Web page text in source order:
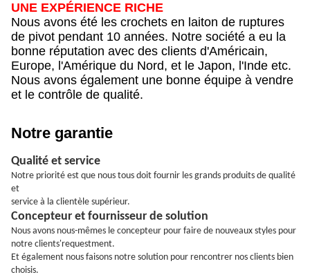
UNE EXPÉRIENCE RICHE
Nous avons été les crochets en laiton de ruptures
de pivot pendant 10 années. Notre société a eu la
bonne réputation avec des clients d'Américain,
Europe, l'Amérique du Nord, et le Japon, l'Inde etc.
Nous avons également une bonne équipe à vendre
et le contrôle de qualité.
Notre garantie
Qualité et service
Notre priorité est que nous tous doit fournir les grands produits de qualité
et
service à la clientèle supérieur.
Concepteur et fournisseur de solution
Nous avons nous-mêmes le concepteur pour faire de nouveaux styles pour
notre clients'requestment.
Et également nous faisons notre solution pour rencontrer nos clients bien
choisis.